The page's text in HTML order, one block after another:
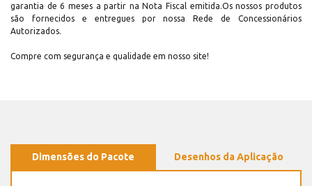
garantia de 6 meses a partir na Nota Fiscal emitida.Os nossos produtos
são fornecidos e entregues por nossa Rede de Concessionários
Autorizados.
Compre com segurança e qualidade em nosso site!
Dimensões do Pacote Desenhos da Aplicação